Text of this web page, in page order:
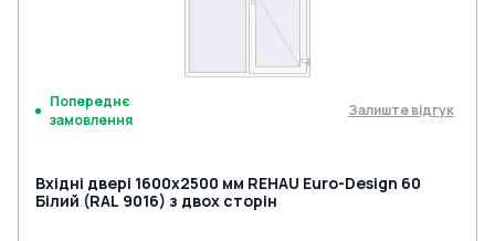
Попереднє
замовлення
Залиште відгук
Вхідні двері 1600x2500 мм REHAU Euro-Design 60
Білий (RAL 9016) з двох сторін